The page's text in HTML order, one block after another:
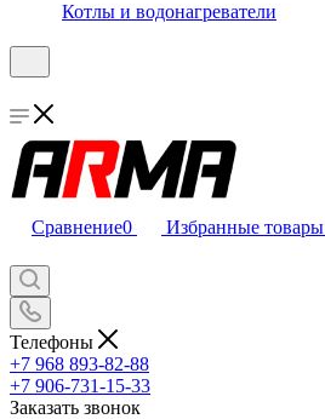
Котлы и водонагреватели
Сравнение0 Избранные товары
Телефоны
+7 968 893-82-88
+7 906-731-15-33
Заказать звонок